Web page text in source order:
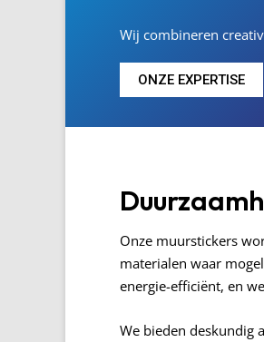
Wij combineren
ONZE EXPERTISE
Onze muurstickers
materialen waar
energie-efficiënt, en
We bieden deskundig